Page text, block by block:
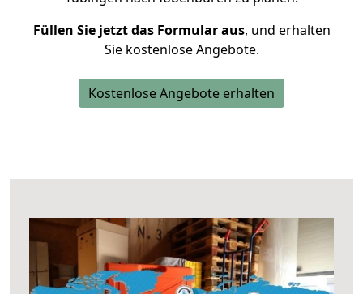
Füllen Sie jetzt das Formular aus, und erhalten
Sie kostenlose Angebote.
Kostenlose Angebote erhalten